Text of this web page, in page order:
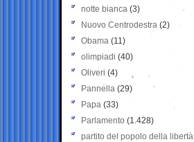
notte bianca (3)
Nuovo Centrodestra (2)
Obama (11)
olimpiadi (40)
Oliveri (4)
Pannella (29)
Papa (33)
Parlamento (1.428)
partito del popolo della libertà